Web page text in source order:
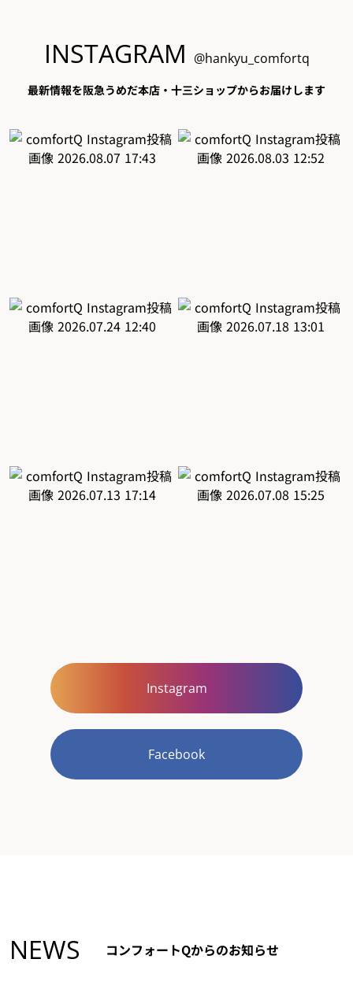
INSTAGRAM @hankyu_comfortq
最新情報を阪急うめだ本店・十三ショップからお届けします
Instagram
Facebook
NEWS コンフォートQからのお知らせ